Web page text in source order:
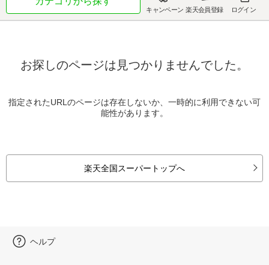
キャンペーン 楽天会員登録 ログイン
お探しのページは見つかりませんでした。
指定されたURLのページは存在しないか、一時的に利用できない可
能性があります。
楽天全国スーパートップへ
ヘルプ